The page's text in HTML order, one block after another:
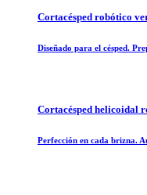
Cortacésped robótico
Diseñado para el césped.
Cortacésped helicoidal
Perfección en cada brizna.